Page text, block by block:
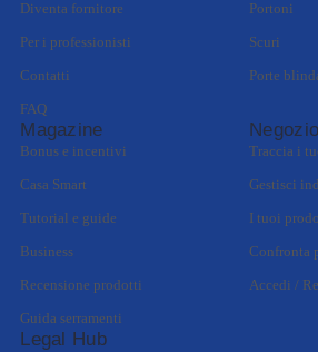
Diventa fornitore
Per i professionisti
Contatti
FAQ
Portoni
Scuri
Porte
Magazine
Bonus e incentivi
Casa Smart
Tutorial e guide
Business
Recensione prodotti
Guida serramenti
Traccia i
Gestisci
I tuoi
Confronta
Accedi /
Legal Hub